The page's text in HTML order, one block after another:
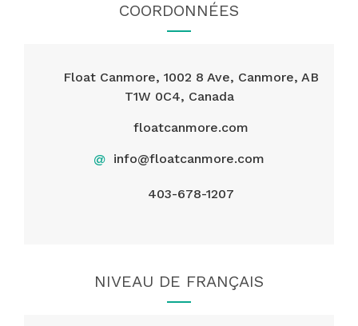
COORDONNÉES
Float Canmore, 1002 8 Ave, Canmore, AB
T1W 0C4, Canada
floatcanmore.com
@ info@floatcanmore.com
403-678-1207
NIVEAU DE FRANÇAIS